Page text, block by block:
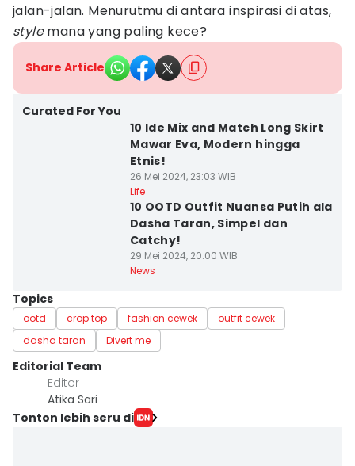
jalan-jalan. Menurutmu di antara inspirasi di atas,
stylemana yang paling kece?
Share Article
Curated For You
10 Ide Mix and Match Long Skirt
Mawar Eva, Modern hingga
Etnis!
26 Mei 2024, 23:03 WIB
Life
10 OOTD Outfit Nuansa Putih ala
Dasha Taran, Simpel dan
Catchy!
29 Mei 2024, 20:00 WIB
News
Topics
ootd crop top fashion cewek
outfit cewek
dasha taran
Divert me
Editorial Team
Editor
Atika Sari
Tonton lebih seru di